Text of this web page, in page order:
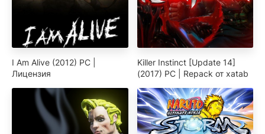
I Am Alive (2012) PC |
Лицензия
Killer Instinct [Update 14]
(2017) PC | Repack от xatab